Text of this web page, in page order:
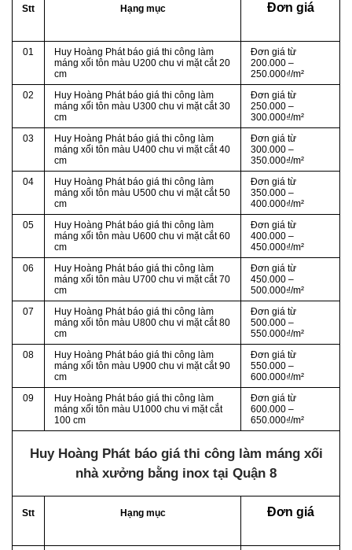
Stt Hạng mục Đơn giá
01
Huy Hoàng Phát báo giá thi công làm
máng xối tôn màu U200 chu vi mặt cắt 20
cm
Đơn giá từ
200.000 –
250.000₫/m²
02
Huy Hoàng Phát báo giá thi công làm
máng xối tôn màu U300 chu vi mặt cắt 30
cm
Đơn giá từ
250.000 –
300.000₫/m²
03
Huy Hoàng Phát báo giá thi công làm
máng xối tôn màu U400 chu vi mặt cắt 40
cm
Đơn giá từ
300.000 –
350.000₫/m²
04
Huy Hoàng Phát báo giá thi công làm
máng xối tôn màu U500 chu vi mặt cắt 50
cm
Đơn giá từ
350.000 –
400.000₫/m²
05
Huy Hoàng Phát báo giá thi công làm
máng xối tôn màu U600 chu vi mặt cắt 60
cm
Đơn giá từ
400.000 –
450.000₫/m²
06
Huy Hoàng Phát báo giá thi công làm
máng xối tôn màu U700 chu vi mặt cắt 70
cm
Đơn giá từ
450.000 –
500.000₫/m²
07
Huy Hoàng Phát báo giá thi công làm
máng xối tôn màu U800 chu vi mặt cắt 80
cm
Đơn giá từ
500.000 –
550.000₫/m²
08
Huy Hoàng Phát báo giá thi công làm
máng xối tôn màu U900 chu vi mặt cắt 90
cm
Đơn giá từ
550.000 –
600.000₫/m²
09
Huy Hoàng Phát báo giá thi công làm
máng xối tôn màu U1000 chu vi mặt cắt
100 cm
Đơn giá từ
600.000 –
650.000₫/m²
Huy Hoàng Phát báo giá thi công làm máng xối
nhà xưởng bằng inox tại Quận 8
Stt Hạng mục Đơn giá